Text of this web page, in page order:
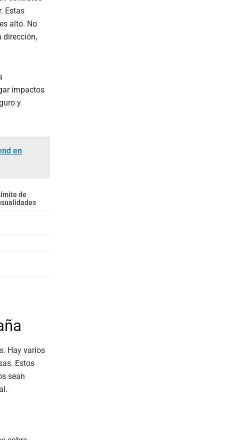
Estas
alto. No
dirección,
impactos
y
en
de
Hay varios
Estos
sean